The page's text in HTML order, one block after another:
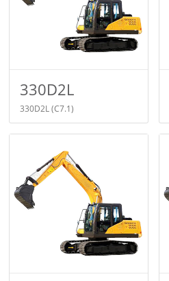
330D2L
330D2L(C7.1)